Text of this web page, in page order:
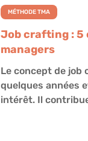
Job crafting : 5
managers
Le concept de job
quelques années
intérêt. Il
MÉTHODE TMA